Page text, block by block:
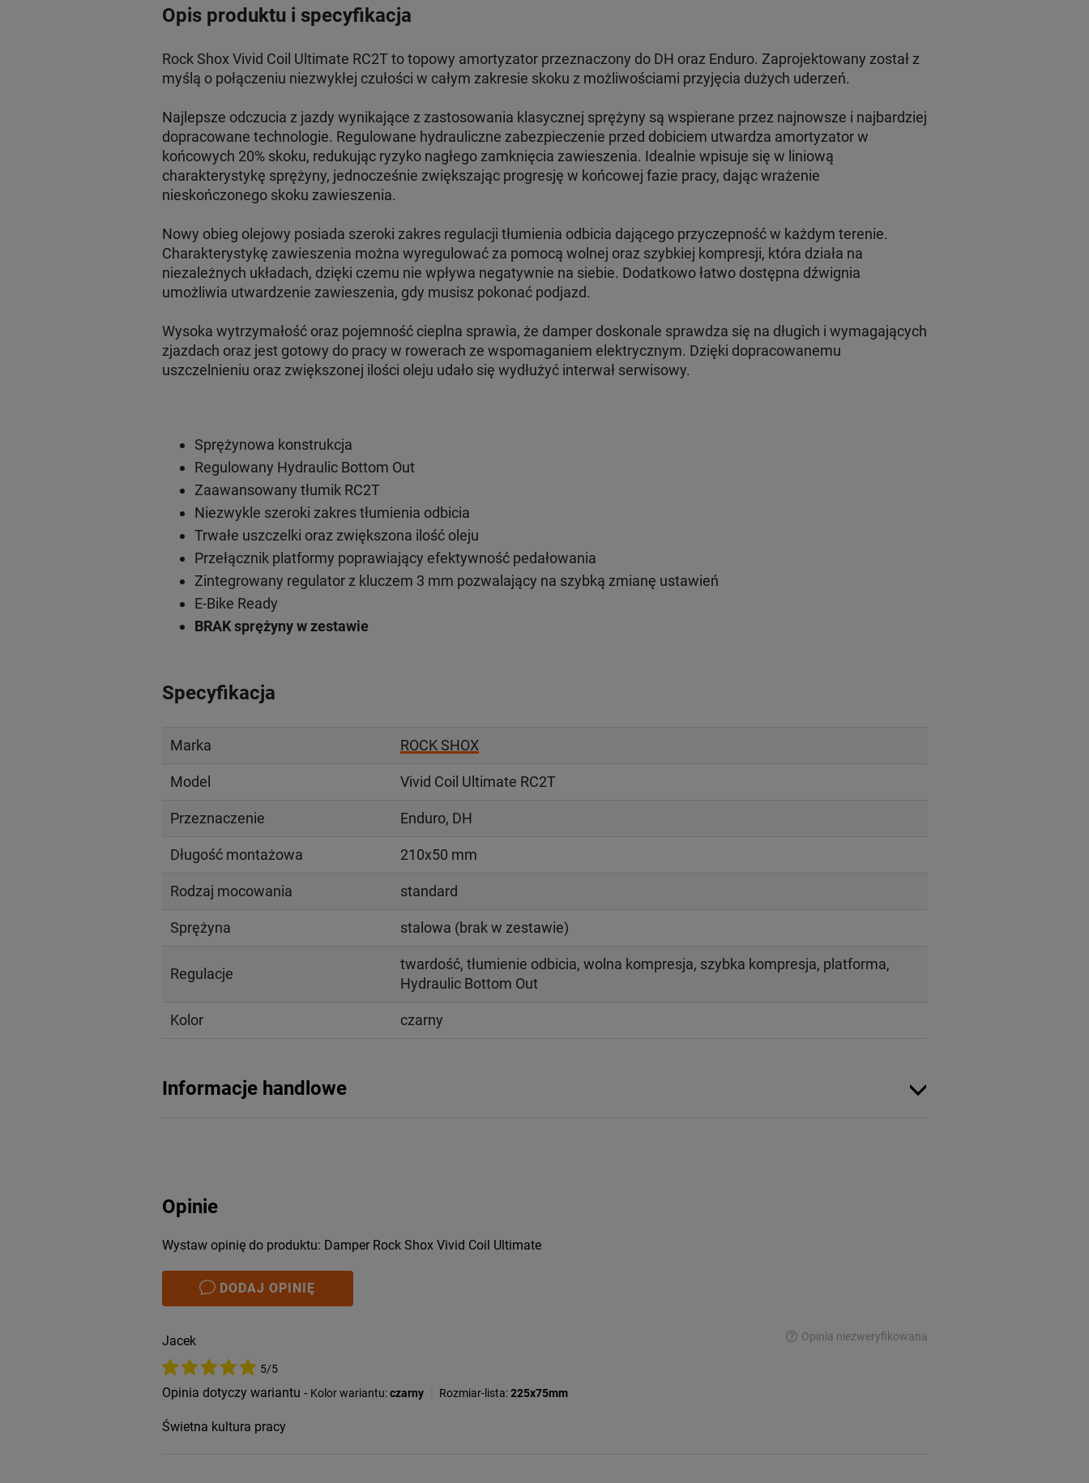
Opis produktu i specyfikacja
Rock Shox Vivid Coil Ultimate RC2T to topowy amortyzator przeznaczony do DH oraz Enduro. Zaprojektowany został z
myślą o połączeniu niezwykłej czułości w całym zakresie skoku z możliwościami przyjęcia dużych uderzeń.
Najlepsze odczucia z jazdy wynikające z zastosowania klasycznej sprężyny są wspierane przez najnowsze i najbardziej
dopracowane technologie. Regulowane hydrauliczne zabezpieczenie przed dobiciem utwardza amortyzator w
końcowych 20% skoku, redukując ryzyko nagłego zamknięcia zawieszenia. Idealnie wpisuje się w liniową
charakterystykę sprężyny, jednocześnie zwiększając progresję w końcowej fazie pracy, dając wrażenie
nieskończonego skoku zawieszenia.
Nowy obieg olejowy posiada szeroki zakres regulacji tłumienia odbicia dającego przyczepność w każdym terenie.
Charakterystykę zawieszenia można wyregulować za pomocą wolnej oraz szybkiej kompresji, która działa na
niezależnych układach, dzięki czemu nie wpływa negatywnie na siebie. Dodatkowo łatwo dostępna dźwignia
umożliwia utwardzenie zawieszenia, gdy musisz pokonać podjazd.
Wysoka wytrzymałość oraz pojemność cieplna sprawia, że damper doskonale sprawdza się na długich i wymagających
zjazdach oraz jest gotowy do pracy w rowerach ze wspomaganiem elektrycznym. Dzięki dopracowanemu
uszczelnieniu oraz zwiększonej ilości oleju udało się wydłużyć interwał serwisowy.
Sprężynowa konstrukcja
Regulowany Hydraulic Bottom Out
Zaawansowany tłumik RC2T
Niezwykle szeroki zakres tłumienia odbicia
Trwałe uszczelki oraz zwiększona ilość oleju
Przełącznik platformy poprawiający efektywność pedałowania
Zintegrowany regulator z kluczem 3 mm pozwalający na szybką zmianę ustawień
E-Bike Ready
BRAK sprężyny w zestawie
Specyfikacja
Marka ROCK SHOX
Model Vivid Coil Ultimate RC2T
Przeznaczenie Enduro, DH
Długość montażowa 210x50 mm
Rodzaj mocowania standard
Sprężyna stalowa (brak w zestawie)
Regulacje
twardość, tłumienie odbicia, wolna kompresja, szybka kompresja, platforma,
Hydraulic Bottom Out
Kolor czarny
Informacje handlowe
Opinie
Wystaw opinię do produktu: Damper Rock Shox Vivid Coil Ultimate
DODAJ OPINIĘ
Jacek
5/5
Opinia niezweryfikowana
Opinia dotyczy wariantu - Kolor wariantu:czarny Rozmiar-lista:225x75mm
Świetna kultura pracy